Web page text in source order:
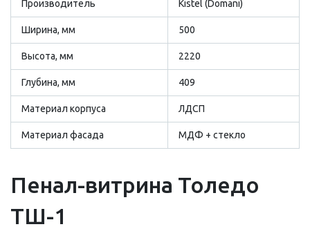
Производитель Kistel (Domani)
Ширина, мм 500
Высота, мм 2220
Глубина, мм 409
Материал корпуса ЛДСП
Материал фасада МДФ + стекло
Пенал-витрина Толедо
ТШ-1